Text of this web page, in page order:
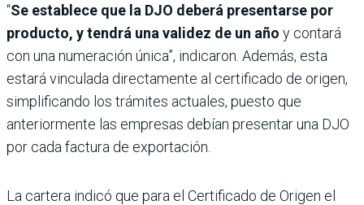
“Se establece que la DJO deberá presentarse por
producto, y tendrá una validez de un año y contará
con una numeración única”, indicaron. Además, esta
estará vinculada directamente al certificado de origen,
simplificando los trámites actuales, puesto que
anteriormente las empresas debían presentar una DJO
por cada factura de exportación.
La cartera indicó que para el Certificado de Origen el